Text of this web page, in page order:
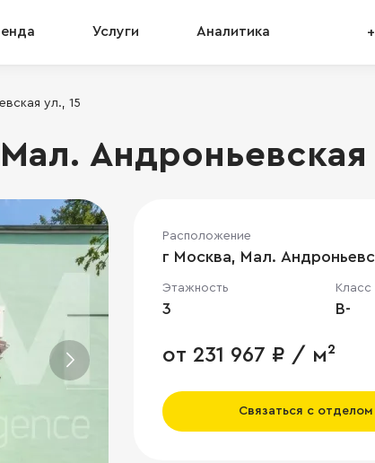
Услуги Аналитика
ул., 15
Андроньевская
Расположение
г Москва, Мал.
Этажность
3
Класс
B-
от 231 967 ₽ / м²
Связаться с